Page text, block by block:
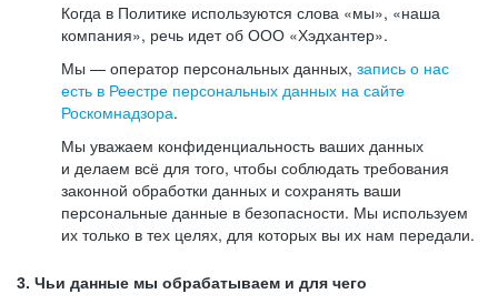
Когда в Политике используются слова «мы», «наша
компания», речь идет об ООО «Хэдхантер».
Мы — оператор персональных данных, запись о нас
есть в Реестре персональных данных на сайте
Роскомнадзора.
Мы уважаем конфиденциальность ваших данных
и делаем всё для того, чтобы соблюдать требования
законной обработки данных и сохранять ваши
персональные данные в безопасности. Мы используем
их только в тех целях, для которых вы их нам передали.
3. Чьи данные мы обрабатываем и для чего